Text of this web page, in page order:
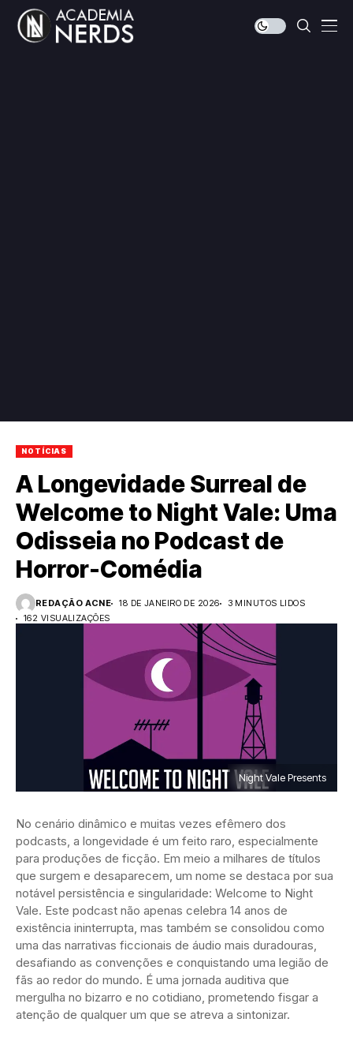
NOTÍCIAS
A Longevidade Surreal de
Welcome to Night Vale: Uma
Odisseia no Podcast de
Horror-Comédia
REDAÇÃO ACNE 18 DE JANEIRO DE 2026
3 MINUTOS LIDOS
162 VISUALIZAÇÕES
Night Vale Presents
No cenário dinâmico e muitas vezes efêmero dos
podcasts, a longevidade é um feito raro, especialmente
para produções de ficção. Em meio a milhares de títulos
que surgem e desaparecem, um nome se destaca por sua
notável persistência e singularidade: Welcome to Night
Vale. Este podcast não apenas celebra 14 anos de
existência ininterrupta, mas também se consolidou como
uma das narrativas ficcionais de áudio mais duradouras,
desafiando as convenções e conquistando uma legião de
fãs ao redor do mundo. É uma jornada auditiva que
mergulha no bizarro e no cotidiano, prometendo fisgar a
atenção de qualquer um que se atreva a sintonizar.